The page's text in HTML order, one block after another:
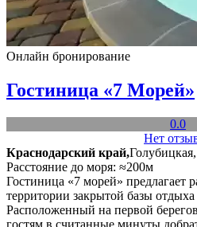
Онлайн бронирование
Гостиница «7 Морей»
0.0
Нет
Краснодарский край,
Расстояние до моря: ≈200м
Гостиница «7 морей» предлагает
территории закрытой базы
Расположенный на первой
гостям в считанные минуты